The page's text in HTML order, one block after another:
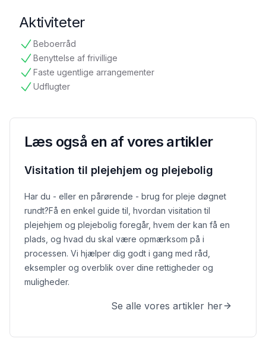
Aktiviteter
Beboerråd
tilgængelig
Benyttelse af frivillige
tilgængelig
Faste ugentlige arrangementer
tilgængelig
Udflugter
tilgængelig
Læs også en af vores artikler
Visitation til plejehjem og plejebolig
Har du - eller en pårørende - brug for pleje døgnet
rundt?Få en enkel guide til, hvordan visitation til
plejehjem og plejebolig foregår, hvem der kan få en
plads, og hvad du skal være opmærksom på i
processen. Vi hjælper dig godt i gang med råd,
eksempler og overblik over dine rettigheder og
muligheder.
Se alle vores artikler her